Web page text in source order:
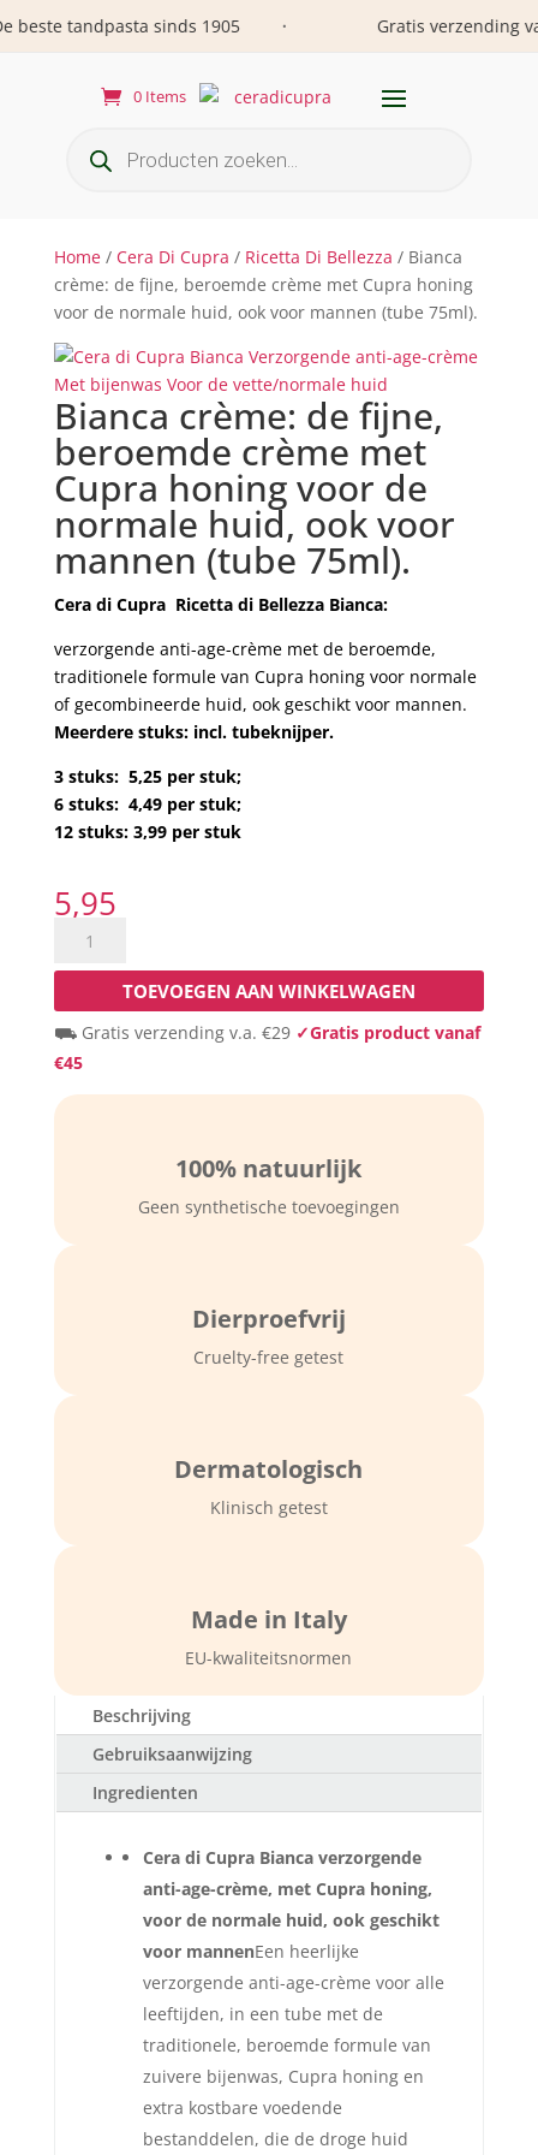
tandpasta sinds 1905 Gratis verzending
0 Items
zoeken
Home/ Cera Di Cupra / Ricetta Di Bellezza / Bianca
crème: de fijne, beroemde crème met Cupra honing
voor de normale huid, ook voor mannen (tube 75ml).
Bianca crème: de fijne,
beroemde crème met
Cupra honing voor de
normale huid, ook voor
mannen (tube 75ml).
Cera di Cupra Ricetta di Bellezza Bianca:
verzorgende anti-age-crème met de beroemde,
traditionele formule van Cupra honing voor normale
of gecombineerde huid, ook geschikt voor mannen.
Meerdere stuks: incl. tubeknijper.
3 stuks: 5,25 per stuk;
6 stuks: 4,49 per stuk;
12 stuks: 3,99 per stuk
5,95
Bianca
fijne,
beroemde
crème
met
normale
huid,
(tube
75ml).
TOEVOEGEN AAN WINKELWAGEN
⛟ Gratis verzending v.a. €29 ✓Gratis product vanaf
€45
100% natuurlijk
Geen synthetische toevoegingen
Dierproefvrij
Cruelty-free getest
Dermatologisch
Klinisch getest
Made in Italy
EU-kwaliteitsnormen
Beschrijving
Gebruiksaanwijzing
Ingredienten
Cera di Cupra Bianca verzorgende
anti-age-crème, met Cupra honing,
voor de normale huid, ook geschikt
voor mannenEen heerlijke
verzorgende anti-age-crème voor alle
leeftijden, in een tube met de
traditionele, beroemde formule van
zuivere bijenwas, Cupra honing en
extra kostbare voedende
bestanddelen, die de droge huid